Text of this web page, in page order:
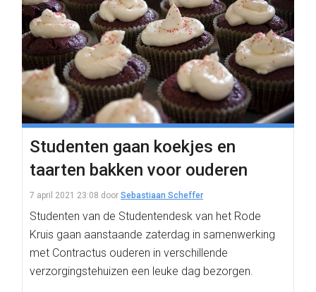
Studenten gaan koekjes en
taarten bakken voor ouderen
7 april 2021 23:08 door Sebastiaan Scheffer
Studenten van de Studentendesk van het Rode
Kruis gaan aanstaande zaterdag in samenwerking
met Contractus ouderen in verschillende
verzorgingstehuizen een leuke dag bezorgen.